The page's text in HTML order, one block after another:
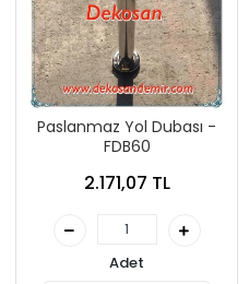
Paslanmaz Yol Dubası -
FDB60
2.171,07 TL
Adet